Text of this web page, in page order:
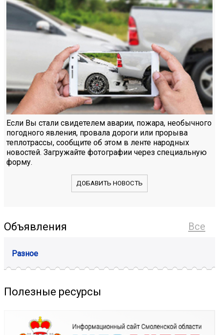
Если Вы стали свидетелем аварии, пожара, необычного
погодного явления, провала дороги или прорыва
теплотрассы, сообщите об этом в ленте народных
новостей. Загружайте фотографии через специальную
форму.
ДОБАВИТЬ НОВОСТЬ
Все
Объявления
Разное
Полезные ресурсы